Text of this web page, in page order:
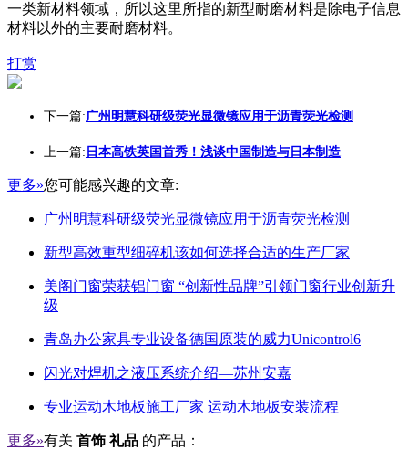
一类新材料领域，所以这里所指的新型耐磨材料是除电子信息
材料以外的主要耐磨材料。
打赏
下一篇:广州明慧科研级荧光显微镜应用于沥青荧光检测
上一篇: 日本高铁英国首秀！浅谈中国制造与日本制造
更多»您可能感兴趣的文章:
广州明慧科研级荧光显微镜应用于沥青荧光检测
新型高效重型细碎机该如何选择合适的生产厂家
美阁门窗荣获铝门窗 “创新性品牌”引领门窗行业创新升
级
青岛办公家具专业设备德国原装的威力Unicontrol6
闪光对焊机之液压系统介绍—苏州安嘉
专业运动木地板施工厂家 运动木地板安装流程
更多»有关 首饰 礼品 的产品：